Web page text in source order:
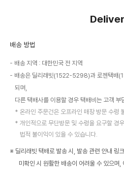
배송 방법
배송 지역 : 대한민국 전 지역
배송은 딜리래빗(1522-5298)과 로젠택
되며,
다른 택배사를 이용할 경우 택배비는 고객 부
온라인 주문건은 오프라인 매장 방문 수령
개인적으로 무단방문 및 수령을 요구할 경
법적 불이익이 있을 수 있습니다.
※ 딜리래빗 택배로 발송 시, 발송 관련 안내 링
미확인 시 원활한 배송이 어려울 수 있으며,